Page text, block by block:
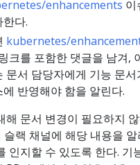
enhancements 이
한다.
kubernetes/
크를 포함한 댓글을 남겨,
문서 담당자에게 기능 문서
에 반영해야 함을 알린다.
해 문서 변경이 필요하지
슬랙 채널에 해당 내용을
인지할 수 있도록 한다. 기